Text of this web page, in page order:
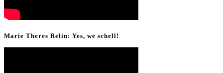
Marie Theres Relin: Yes, we schell!